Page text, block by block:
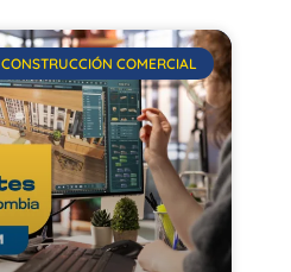
CONSTRUCCIÓN COMERCIAL